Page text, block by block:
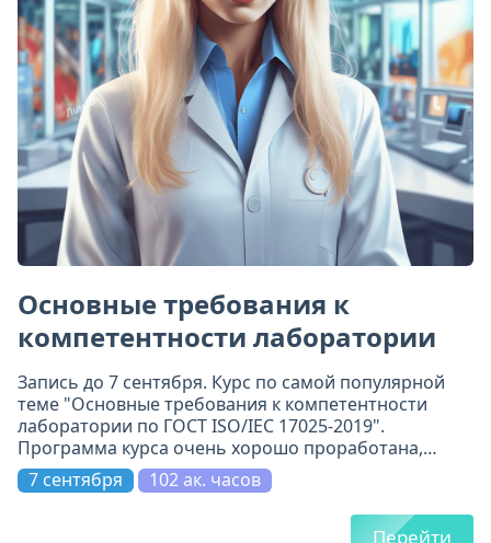
Основные требования к
компетентности лаборатории
Запись до 7 сентября. Курс по самой популярной
теме "Основные требования к компетентности
лаборатории по ГОСТ ISO/IEC 17025-2019".
Программа курса очень хорошо проработана,
включает 11 модулей. Всё по делу и на самом
высоком уровне.
7 сентября 102 ак. часов
Перейти